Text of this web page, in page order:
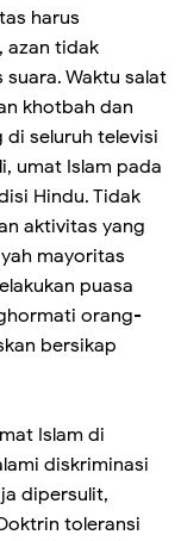
harus
azan tidak
Waktu salat
khotbah dan
seluruh televisi
umat Islam pada
Hindu. Tidak
aktivitas yang
mayoritas
puasa
orang-
bersikap
Islam di
diskriminasi
dipersulit,
toleransi